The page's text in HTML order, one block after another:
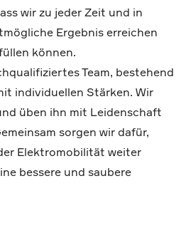
wir zu jeder Zeit und in
Ergebnis erreichen
können.
Team, bestehend
individuellen Stärken. Wir
üben ihn mit Leidenschaft
sorgen wir dafür,
Elektromobilität weiter
bessere und saubere